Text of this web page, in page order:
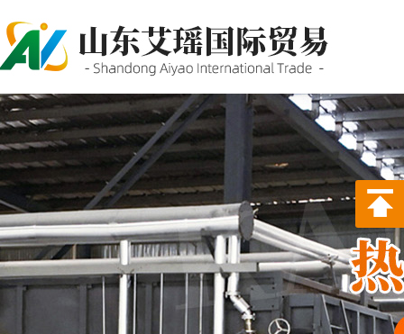
PROBURN手机网页版,P站最新
版下载,PORNHUB免登录版APP
下载